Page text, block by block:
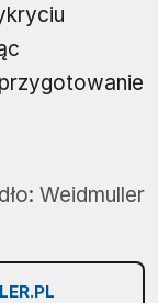
Weidmuller